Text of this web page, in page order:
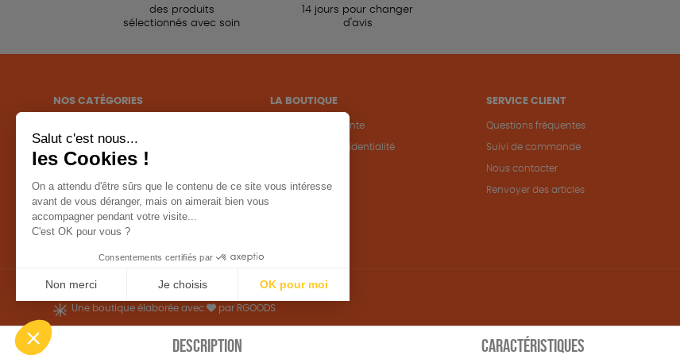
des produits
sélectionnés avec soin
14 jours pour changer
d'avis
NOS CATÉGORIES
Accessoires
LA BOUTIQUE
Conditions de vente
Politique de confidentialité
SERVICE CLIENT
Questions fréquentes
Suivi de commande
Nous contacter
Renvoyer des articles
Une boutique élaborée avec par RGOODS
DESCRIPTION CARACTÉRISTIQUES